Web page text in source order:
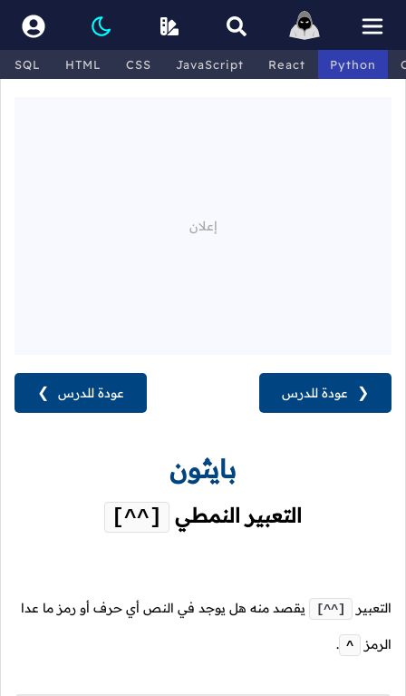
SQL HTML CSS JavaScript React Python
عودة للدرس ❯ ❮ عودة للدرس
بايثون
التعبير النمطي [^^]
التعبير [^^] يقصد منه هل يوجد في النص أي حرف أو رمز ما عدا
الرمز ^
.